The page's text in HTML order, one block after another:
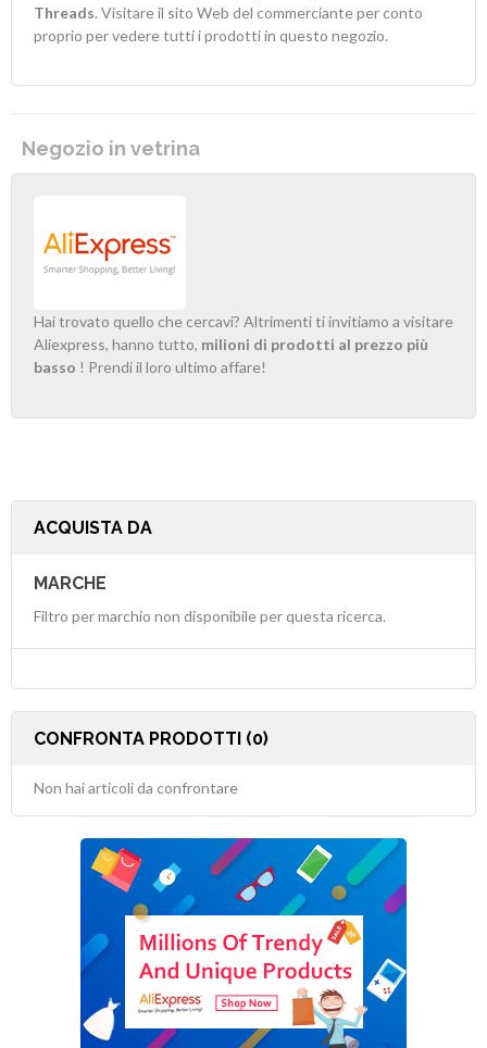
Threads. Visitare il sito Web del commerciante per conto
proprio per vedere tutti i prodotti in questo negozio.
Negozio in vetrina
Hai trovato quello che cercavi? Altrimenti ti invitiamo a visitare
Aliexpress, hanno tutto, milioni di prodotti al prezzo più
basso ! Prendi il loro ultimo affare!
ACQUISTA DA
MARCHE
Filtro per marchio non disponibile per questa ricerca.
CONFRONTA PRODOTTI (0)
Non hai articoli da confrontare